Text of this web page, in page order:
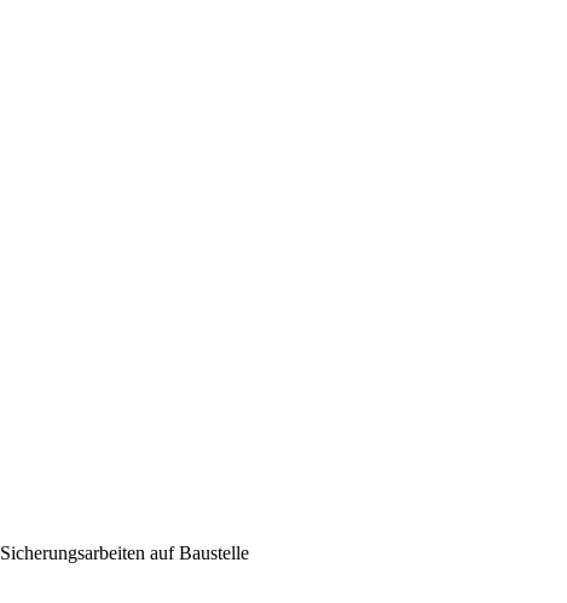
Sicherungsarbeiten auf Baustelle